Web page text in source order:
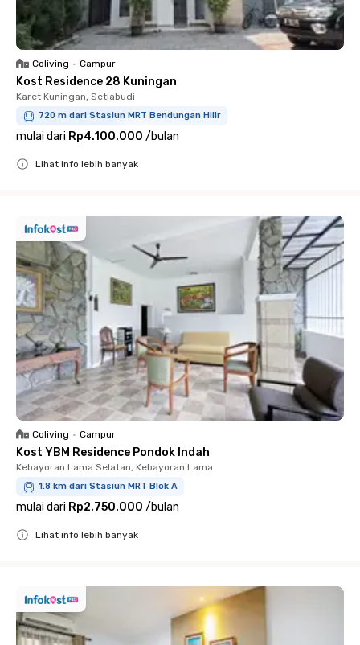
Coliving • Campur
Kost Residence 28 Kuningan
Karet Kuningan, Setiabudi
720 m dari Stasiun MRT Bendungan Hilir
mulai dari Rp4.100.000 /bulan
Lihat info lebih banyak
Coliving • Campur
Kost YBM Residence Pondok Indah
Kebayoran Lama Selatan, Kebayoran Lama
1.8 km dari Stasiun MRT Blok A
mulai dari Rp2.750.000 /bulan
Lihat info lebih banyak